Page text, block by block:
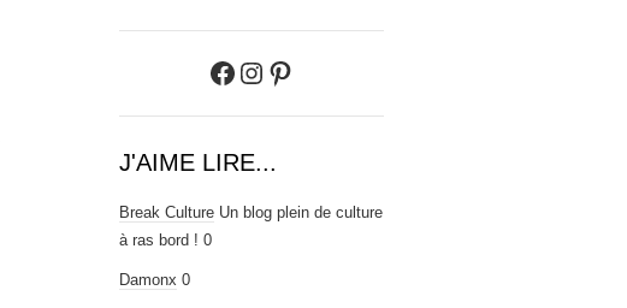
Facebook
Instagram
Pinterest
J'AIME LIRE...
Break Culture Un blog plein de culture
à ras bord ! 0
Damonx 0